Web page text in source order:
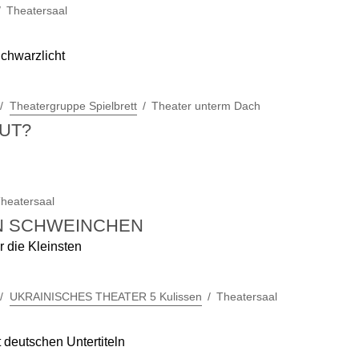
Theatersaal
Theatergruppe Spielbrett Theater unterm Dach
SCHWEINCHEN
die Kleinsten
UKRAINISCHES THEATER 5 Kulissen Theatersaal
Untertiteln